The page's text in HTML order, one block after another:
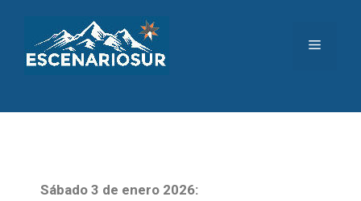
Sábado 3 de enero 2026: